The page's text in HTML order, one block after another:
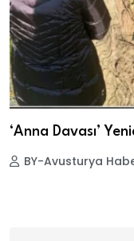
‘Anna Davası’
BY-Avusturya